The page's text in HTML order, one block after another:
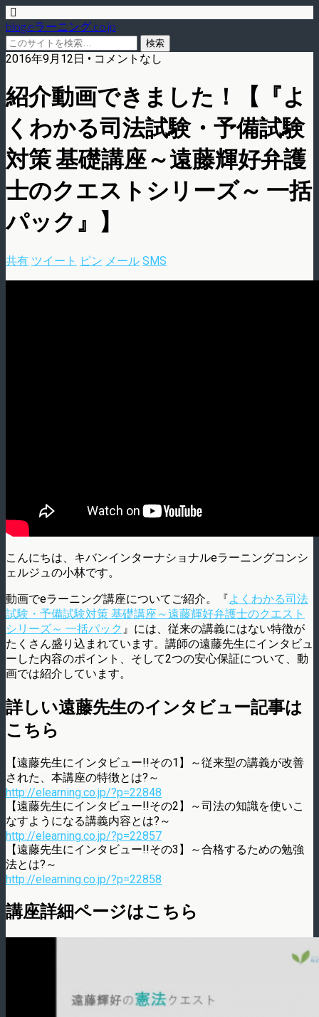
blog.eラーニング.co.jp
2016年9月12日 • コメントなし
紹介動画できました！【『よ
くわかる司法試験・予備試験
対策 基礎講座～遠藤輝好弁護
士のクエストシリーズ～ 一括
パック』】
共有 ツイート ピン メール SMS
こんにちは、キバンインターナショナルeラーニングコンシ
ェルジュの小林です。
動画でeラーニング講座についてご紹介。『よくわかる司法
試験・予備試験対策 基礎講座～遠藤輝好弁護士のクエスト
シリーズ～ 一括パック 』には、従来の講義にはない特徴が
たくさん盛り込まれています。講師の遠藤先生にインタビュ
ーした内容のポイント、そして2つの安心保証について、動
画では紹介しています。
詳しい遠藤先生のインタビュー記事は
こちら
【遠藤先生にインタビュー!!その1】～従来型の講義が改善
された、本講座の特徴とは?～
http://elearning.co.jp/?p=22848
【遠藤先生にインタビュー!!その2】～司法の知識を使いこ
なすようになる講義内容とは?～
http://elearning.co.jp/?p=22857
【遠藤先生にインタビュー!!その3】～合格するための勉強
法とは?～
http://elearning.co.jp/?p=22858
講座詳細ページはこちら